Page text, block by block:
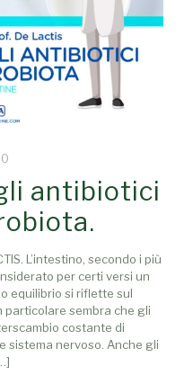
0
antibiotici
L’intestino, secondo i più
per certi versi un
equilibrio si riflette sul
particolare sembra che gli
costante di
sistema nervoso. Anche gli